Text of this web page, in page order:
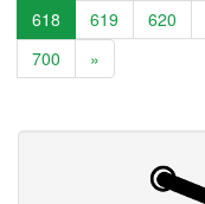
618
619 620
700
»